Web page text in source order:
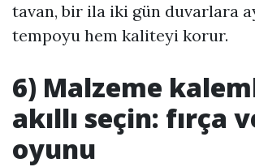
tavan, bir ila iki gün duvarlara
tempoyu hem kaliteyi korur.
6) Malzeme
akıllı seçin: fırça
oyunu